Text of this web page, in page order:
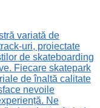
variată de
uri, proiectate
de skateboarding
Fiecare skatepark
de înaltă calitate
nevoile
Ne